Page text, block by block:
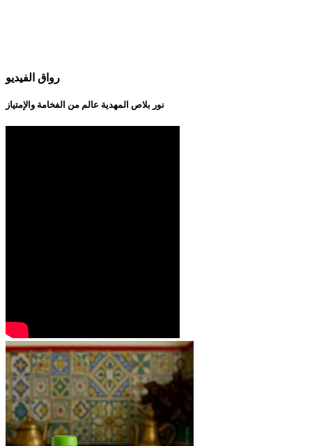
رواق الفيديو
نور بلاص المهدية عالم من الفخامة والإمتياز